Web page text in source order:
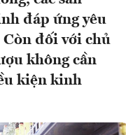
đáp ứng yêu
Còn đối với chủ
không cần
kiện kinh